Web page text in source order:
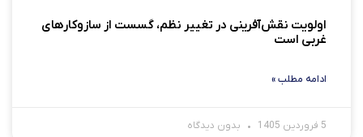
اولویت نقش‌آفرینی در تغییر نظم، گسست از سازوکارهای
غربی است
ادامه مطلب »
5 فروردین 1405 بدون دیدگاه